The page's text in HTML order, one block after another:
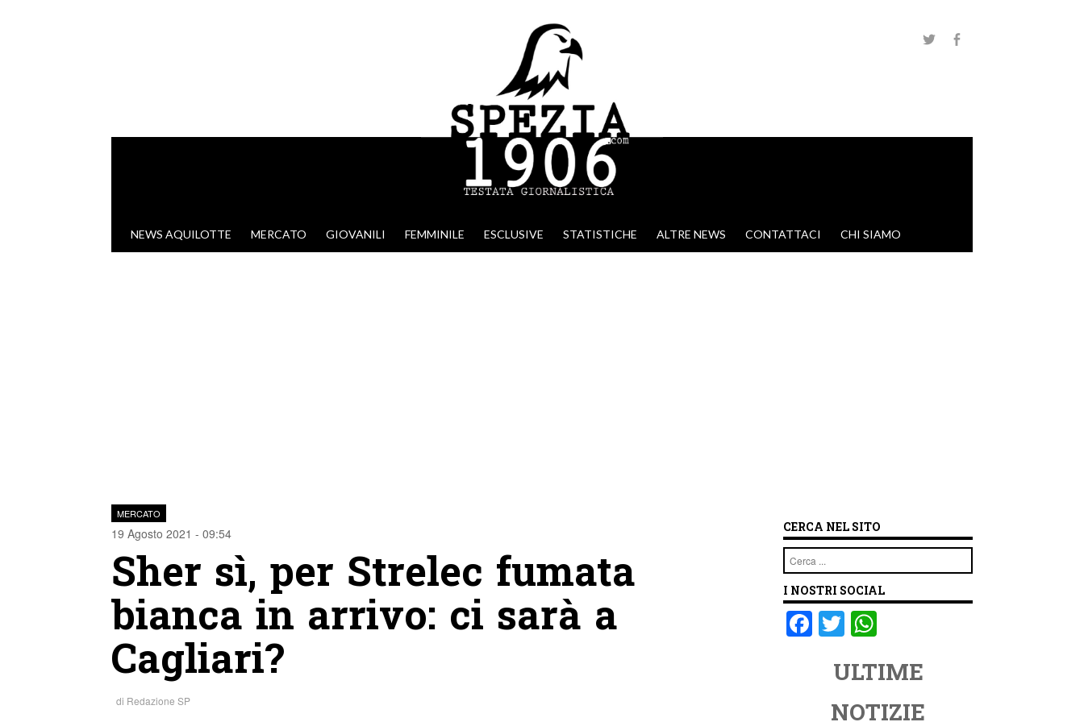
VAI AL CONTENUTO
NEWS AQUILOTTE MERCATO GIOVANILI FEMMINILE ESCLUSIVE STATISTICHE ALTRE NEWS CONTATTACI CHI SIAMO
MERCATO
19 Agosto 2021 - 09:54
Sher sì, per Strelec fumata
bianca in arrivo: ci sarà a
Cagliari?
di Redazione SP
CERCA NEL SITO
Cerca
I NOSTRI SOCIAL
F T
tt
er
at
s
ULTIME
NOTIZIE